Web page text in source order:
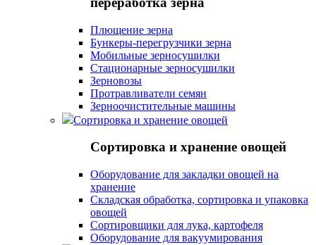
Плющение зерна
Бункеры-перегрузчики зерна
Мобильные зерносушилки
Стационарные зерносушилки
Зерновозы
Протравливатели семян
Зерноочистительные машины
Сортировка и хранение овощей
Сортировка и хранение овощей
Оборудование для закладки овощей на
хранение
Складская обработка, сортировка и упаковка
овощей
Сортировщики для лука, картофеля
Оборудование для вакуумирования